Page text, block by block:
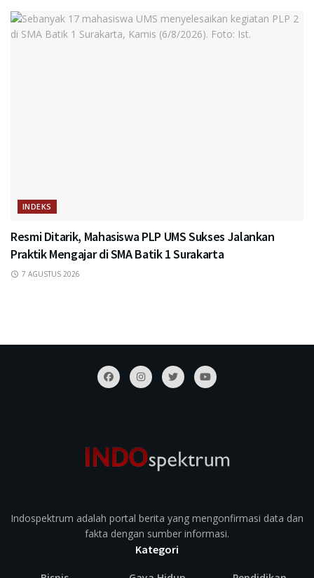
INDEKS
Resmi Ditarik, Mahasiswa PLP UMS Sukses Jalankan
Praktik Mengajar di SMA Batik 1 Surakarta
7 AGUSTUS 2026
Indospektrum adalah portal berita yang mengonfirmasi data dan
fakta dengan sumber informasi.
Kategori